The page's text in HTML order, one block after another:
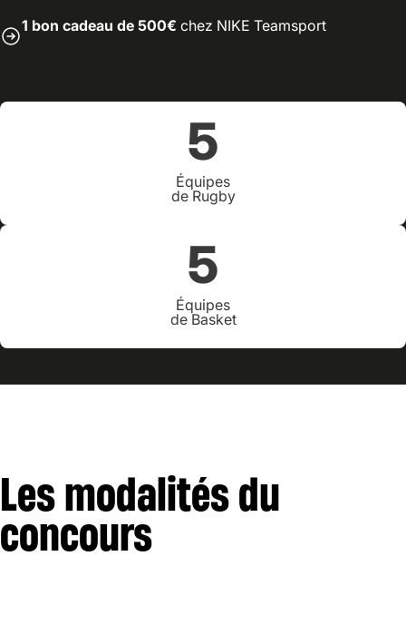
1 bon cadeau de 500€ chez NIKE Teamsport
5
Équipes
de Rugby
5
Équipes
de Basket
Les modalités du
concours